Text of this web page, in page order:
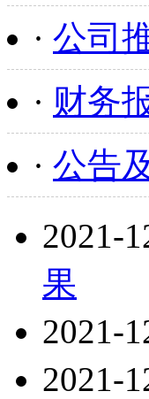
· 公司
· 财务
· 公告
2021-
果
2021-
2021-